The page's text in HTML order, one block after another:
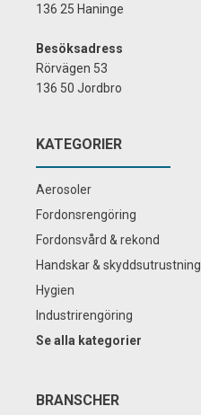
136 25 Haninge
Besöksadress
Rörvägen 53
136 50 Jordbro
KATEGORIER
Aerosoler
Fordonsrengöring
Fordonsvård & rekond
Handskar & skyddsutrustning
Hygien
Industrirengöring
Se alla kategorier
BRANSCHER